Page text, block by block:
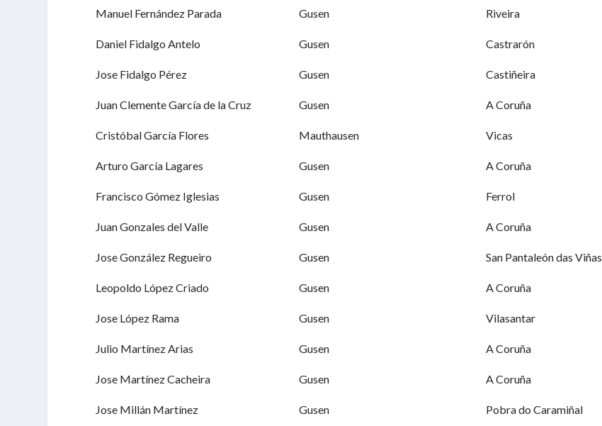
Manuel Fernández Parada Gusen Riveira
Daniel Fidalgo Antelo Gusen Castrarón
Jose Fidalgo Pérez Gusen Castiñeira
Juan Clemente García de la Cruz Gusen A Coruña
Cristóbal García Flores Mauthausen Vicas
Arturo García Lagares Gusen A Coruña
Francisco Gómez Iglesias Gusen Ferrol
Juan Gonzales del Valle Gusen A Coruña
Jose González Regueiro Gusen San Pantaleón das Viñas
Leopoldo López Criado Gusen A Coruña
Jose López Rama Gusen Vilasantar
Julio Martínez Arias Gusen A Coruña
Jose Martínez Cacheira Gusen A Coruña
Jose Millán Martínez Gusen Pobra do Caramiñal